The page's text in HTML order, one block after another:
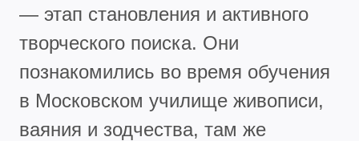
— этап становления и активного
творческого поиска. Они
познакомились во время обучения
в Московском училище живописи,
ваяния и зодчества, там же